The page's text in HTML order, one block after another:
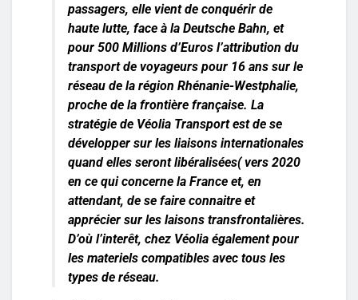
passagers, elle vient de conquérir de
haute lutte, face à la Deutsche Bahn, et
pour 500 Millions d’Euros l’attribution du
transport de voyageurs pour 16 ans sur le
réseau de la région Rhénanie-Westphalie,
proche de la frontière française. La
stratégie de Véolia Transport est de se
développer sur les liaisons internationales
quand elles seront libéralisées( vers 2020
en ce qui concerne la France et, en
attendant, de se faire connaitre et
apprécier sur les laisons transfrontalières.
D’où l’interêt, chez Véolia également pour
les materiels compatibles avec tous les
types de réseau.